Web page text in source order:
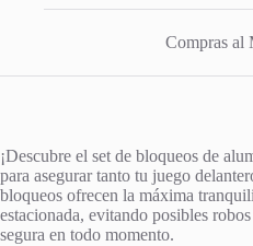
Compras al
¡Descubre el set de bloqueos de
para asegurar tanto tu juego
bloqueos ofrecen la máxima
estacionada, evitando posibles
segura en todo momento.